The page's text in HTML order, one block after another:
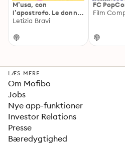
M’usa, con
l’apostrofo. Le donne
di Picasso
Letizia Bravi
FC
Film
LÆS MERE
Om Mofibo
Jobs
Nye app-funktioner
Investor Relations
Presse
Bæredygtighed